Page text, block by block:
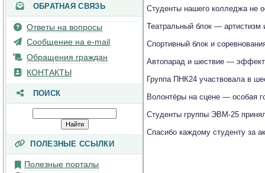
Основные сведения
Структура и органы
управления
образовательной
организацией
Документы
Образование
Руководство
Педагогический состав
Материально-техническое
оснащенность
образовательного
ОБРАТНАЯ СВЯЗЬ
Ответы на вопросы
Сообщение на e-mail
Обращения граждан
КОНТАКТЫ
ПОИСК
ПОЛЕЗНЫЕ ССЫЛКИ
Полезные порталы
Студенты нашего колледжа не
Театральный блок — артистизм
Спортивный блок и
Автопарад и шествие —
Группа ПНК24 участвовала в
Волонтёры на сцене — особая
Студенты группы ЭВМ-25
Спасибо каждому студенту за